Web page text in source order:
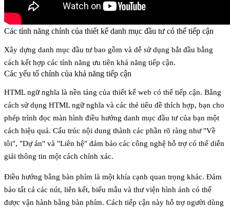
Các tính năng chính của thiết kế danh mục đầu tư có thể tiếp cận
Xây dựng danh mục đầu tư bao gồm và dễ sử dụng bắt đầu bằng
cách kết hợp các tính năng ưu tiên khả năng tiếp cận.
Các yếu tố chính của khả năng tiếp cận
HTML ngữ nghĩa là nền tảng của thiết kế web có thể tiếp cận. Bằng
cách sử dụng HTML ngữ nghĩa và các thẻ tiêu đề thích hợp, bạn cho
phép trình đọc màn hình điều hướng danh mục đầu tư của bạn một
cách hiệu quả. Cấu trúc nội dung thành các phần rõ ràng như "Về
tôi", "Dự án" và "Liên hệ" đảm bảo các công nghệ hỗ trợ có thể diễn
giải thông tin một cách chính xác.
Điều hướng bằng bàn phím là một khía cạnh quan trọng khác. Đảm
bảo tất cả các nút, liên kết, biểu mẫu và thư viện hình ảnh có thể
được vận hành bằng bàn phím. Cách tiếp cận này hỗ trợ người dùng